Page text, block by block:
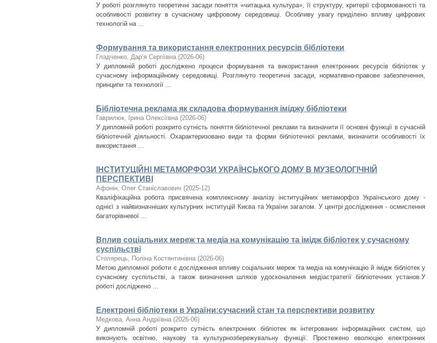
У роботі розглянуто теоретичні засади поняття «читацька культура», її структуру, критерії сформованості та
особливості розвитку в сучасному цифровому середовищі. Особливу увагу приділено впливу цифрових
технологій на ...
Формування та використання електронних ресурсів бібліотеки
Гладченко, Дар’я Сергіївна (2026-06)
У дипломній роботі досліджено процеси формування та використання електронних ресурсів бібліотек у
сучасному інформаційному середовищі. Розглянуто теоретичні засади, нормативно-правове забезпечення,
принципи та технології ...
Бібліотечна реклама як складова формування іміджу бібліотеки
Гаврилюк, Ірина Олексіївна (2026-06)
У дипломній роботі розкрито сутність поняття бібліотечної реклами та визначити її основні функції в сучасній
бібліотечній діяльності. Охарактеризовано види та форми бібліотечної реклами, визначити особливості їх
використання ...
ІНСТИТУЦІЙНІ МЕТАМОРФОЗИ УКРАЇНСЬКОГО ДОМУ В МУЗЕОЛОГІЧНІЙ
ПЕРСПЕКТИВІ
Афонін, Олег Станіславович (2025-12)
Кваліфікаційна робота присвячена комплексному аналізу інституційних метаморфоз Українського дому -
однієї з найвизначніших культурних інституцій Києва та України загалом. У центрі дослідження - осмислення
багаторівневої ...
Вплив соціальних мереж та медіа на комунікацію та імідж бібліотек у сучасному
суспільстві
Столярець, Поліна Костянтинівна (2026-06)
Метою дипломної роботи є дослідження впливу соціальних мереж та медіа на комунікацію й імідж бібліотек у
сучасному суспільстві, а також визначення шляхів удосконалення медіастратегії бібліотечних установ.У
роботі досліджено ...
Електроні бібліотеки в України:сучасний стан та перспективи розвитку
Медкова, Анна Андріївна (2026-06)
У дипломній роботі розкрито сутність електронних бібліотек як інтегрованих інформаційних систем, що
виконують освітню, наукову та культурнозбережувальну функції. Простежено еволюцію електронних